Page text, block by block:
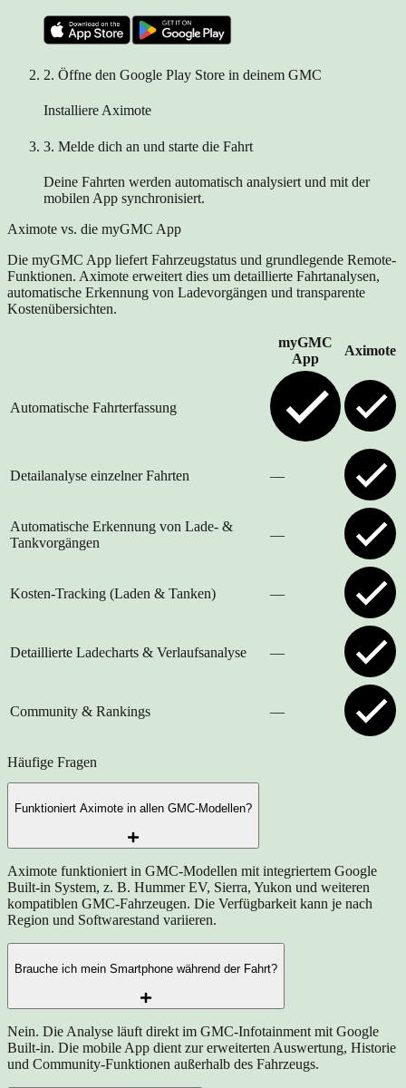
2. Öffne den Google Play Store in deinem GMC
Installiere Aximote
3. Melde dich an und starte die Fahrt
Deine Fahrten werden automatisch analysiert und mit der
mobilen App synchronisiert.
Aximote vs. die myGMC App
Die myGMC App liefert Fahrzeugstatus und grundlegende Remote-
Funktionen. Aximote erweitert dies um detaillierte Fahrtanalysen,
automatische Erkennung von Ladevorgängen und transparente
Kostenübersichten.
myGMC
App
Aximote
Automatische Fahrterfassung
Detailanalyse einzelner Fahrten —
Automatische Erkennung von Lade- &
Tankvorgängen
—
Kosten-Tracking (Laden & Tanken) —
Detaillierte Ladecharts & Verlaufsanalyse —
Community & Rankings —
Häufige Fragen
Funktioniert Aximote in allen GMC-Modellen?
Aximote funktioniert in GMC-Modellen mit integriertem Google
Built-in System, z. B. Hummer EV, Sierra, Yukon und weiteren
kompatiblen GMC-Fahrzeugen. Die Verfügbarkeit kann je nach
Region und Softwarestand variieren.
Brauche ich mein Smartphone während der Fahrt?
Nein. Die Analyse läuft direkt im GMC-Infotainment mit Google
Built-in. Die mobile App dient zur erweiterten Auswertung, Historie
und Community-Funktionen außerhalb des Fahrzeugs.